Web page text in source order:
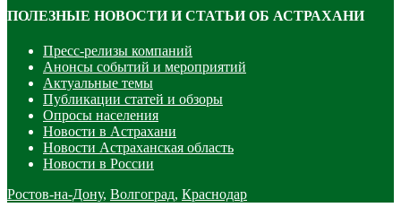
ПОЛЕЗНЫЕ НОВОСТИ И СТАТЬИ ОБ АСТРАХАНИ
Пресс-релизы компаний
Анонсы событий и мероприятий
Актуальные темы
Публикации статей и обзоры
Опросы населения
Новости в Астрахани
Новости Астраханская область
Новости в России
Ростов-на-Дону, Волгоград, Краснодар